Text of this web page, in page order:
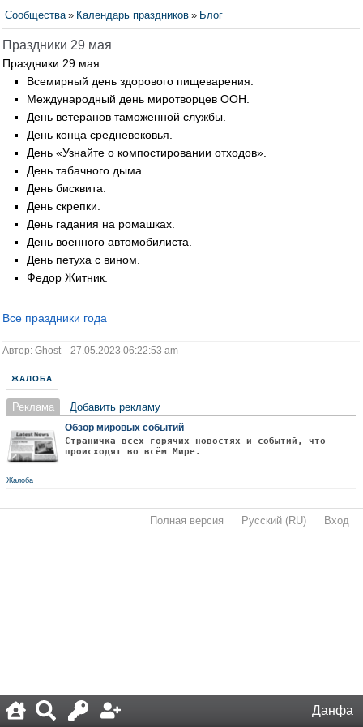
Данфа
Сообщества » Календарь праздников » Блог
Праздники 29 мая
Праздники 29 мая:
Всемирный день здорового пищеварения.
Международный день миротворцев ООН.
День ветеранов таможенной службы.
День конца средневековья.
День «Узнайте о компостировании отходов».
День табачного дыма.
День бисквита.
День скрепки.
День гадания на ромашках.
День военного автомобилиста.
День петуха с вином.
Федор Житник.
Все праздники года
Автор: Ghost27.05.2023 06:22:53 am
ЖАЛОБА
Реклама Добавить рекламу
Обзор мировых событий
Страничка всех горячих новостях и событий, что
происходят во всём Мире.
Жалоба
Полная версия Русский (RU) Вход